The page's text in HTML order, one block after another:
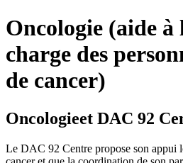
Oncologie (aide à
charge des
de cancer)
Oncologieet DAC 92
Le DAC 92 Centre propose son appui